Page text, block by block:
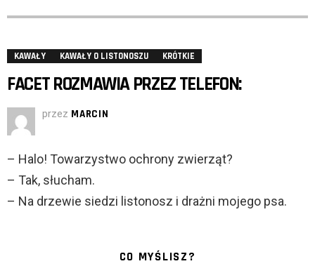
KAWAŁY KAWAŁY O LISTONOSZU KRÓTKIE
FACET ROZMAWIA PRZEZ TELEFON:
przez MARCIN
– Halo! Towarzystwo ochrony zwierząt?
– Tak, słucham.
– Na drzewie siedzi listonosz i drażni mojego psa.
CO MYŚLISZ?